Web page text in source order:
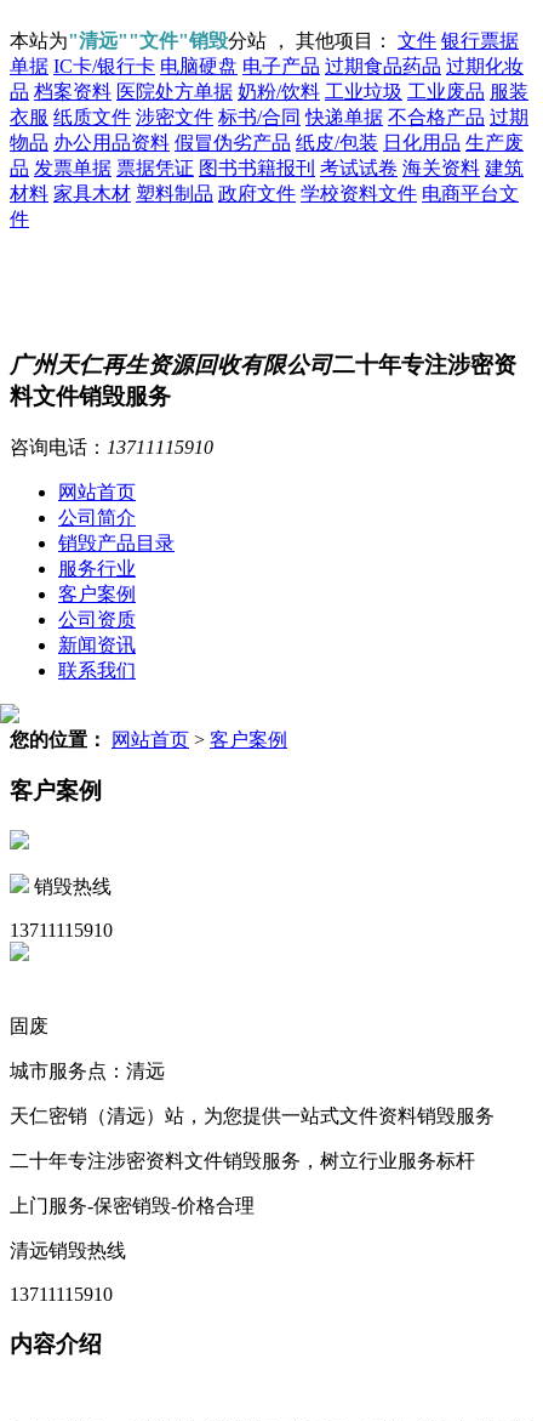
本站为"清远""文件"销毁分站 ， 其他项目： 文件 银行票据
单据 IC卡/银行卡 电脑硬盘 电子产品 过期食品药品 过期化妆
品 档案资料 医院处方单据 奶粉/饮料 工业垃圾 工业废品 服装
衣服 纸质文件 涉密文件 标书/合同 快递单据 不合格产品 过期
物品 办公用品资料 假冒伪劣产品 纸皮/包装 日化用品 生产废
品 发票单据 票据凭证 图书书籍报刊 考试试卷 海关资料 建筑
材料 家具木材 塑料制品 政府文件 学校资料文件 电商平台文
件
广州天仁再生资源回收有限公司二十年专注涉密资
料文件销毁服务
咨询电话： 13711115910
网站首页
公司简介
销毁产品目录
服务行业
客户案例
公司资质
新闻资讯
联系我们
您的位置： 网站首页 > 客户案例
客户案例
销毁热线
13711115910
固废
城市服务点：清远
天仁密销（清远）站，为您提供一站式文件资料销毁服务
二十年专注涉密资料文件销毁服务，树立行业服务标杆
上门服务-保密销毁-价格合理
清远销毁热线
13711115910
内容介绍